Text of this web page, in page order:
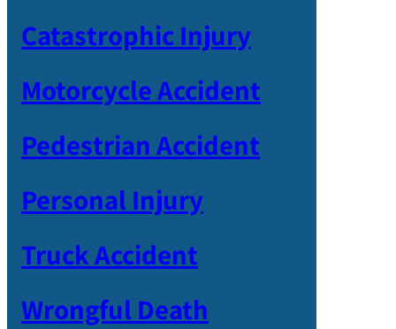
Catastrophic Injury
Motorcycle Accident
Pedestrian Accident
Personal Injury
Truck Accident
Wrongful Death